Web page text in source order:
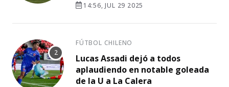
14:56, JUL 29 2025
FÚTBOL CHILENO
Lucas Assadi dejó a todos
aplaudiendo en notable goleada
de la U a La Calera